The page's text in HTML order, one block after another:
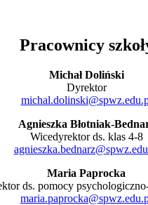
Pracownicy
Michał Doliński
Dyrektor
Agnieszka Błotniak-
Wicedyrektor ds. klas 4-8
Maria Paprocka
ds. pomocy